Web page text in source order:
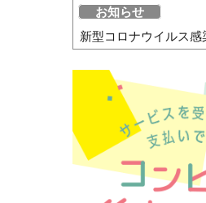
お知らせ
新型コロナウイルス感